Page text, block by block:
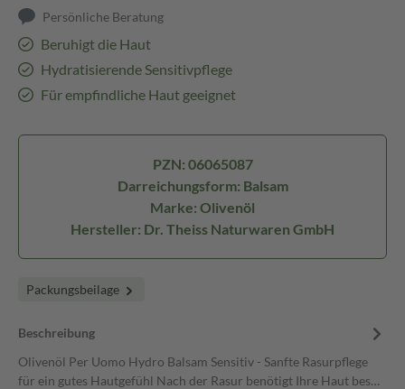
Persönliche Beratung
Beruhigt die Haut
Hydratisierende Sensitivpflege
Für empfindliche Haut geeignet
PZN: 06065087
Darreichungsform: Balsam
Marke: Olivenöl
Hersteller: Dr. Theiss Naturwaren GmbH
Packungsbeilage
Beschreibung
Olivenöl Per Uomo Hydro Balsam Sensitiv - Sanfte Rasurpflege
für ein gutes Hautgefühl Nach der Rasur benötigt Ihre Haut bes…